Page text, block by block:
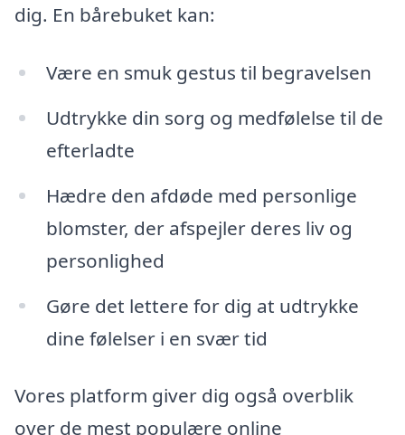
dig. En bårebuket kan:
Være en smuk gestus til begravelsen
Udtrykke din sorg og medfølelse til de
efterladte
Hædre den afdøde med personlige
blomster, der afspejler deres liv og
personlighed
Gøre det lettere for dig at udtrykke
dine følelser i en svær tid
Vores platform giver dig også overblik
over de mest populære online